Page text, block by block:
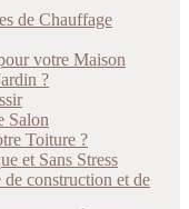
de Chauffage
votre Maison
?
Salon
Toiture ?
et Sans Stress
construction et de